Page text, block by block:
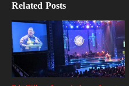
Related Posts